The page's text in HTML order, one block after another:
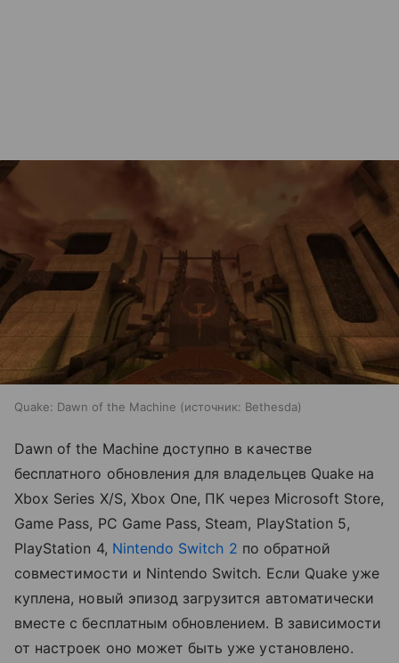
Quake: Dawn of the Machine источник: Bethesda
Dawn of the Machine доступно в качестве
бесплатного обновления для владельцев Quake на
Xbox Series X/S, Xbox One, ПК через Microsoft Store,
Game Pass, PC Game Pass, Steam, PlayStation 5,
PlayStation 4, Nintendo Switch 2 по обратной
совместимости и Nintendo Switch. Если Quake уже
куплена, новый эпизод загрузится автоматически
вместе с бесплатным обновлением. В зависимости
от настроек оно может быть уже установлено.